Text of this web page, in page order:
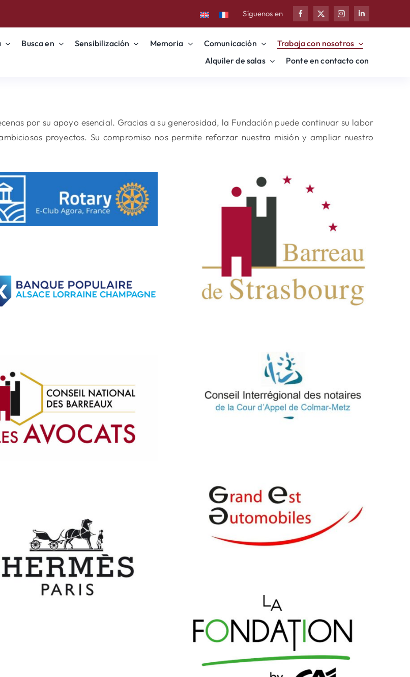
Síguenos en
Busca en Sensibilización Memoria Comunicación
Trabaja con nosotros
Alquiler de salas
Ponte en contacto con
por su apoyo esencial. Gracias a su generosidad, la Fundación puede continuar su labor
proyectos. Su compromiso nos permite reforzar nuestra misión y ampliar nuestro